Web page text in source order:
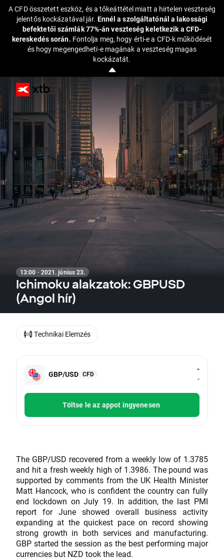
A CFD összetett eszköz, és a tőkeáttétel miatt a hirtelen veszteség
jelentős kockázatával jár. Ennél a szolgáltatónál a lakossági
befektetői számlák 77%-án veszteség keletkezik a CFD-
kereskedés során. Fontolja meg, hogy érti-e a CFD-k működését
és hogy megengedheti-e magának a veszteség magas
kockázatát.
13:00 · 2021. június 23.
Ichimoku alakzatok: GBPUSD
(Angol hír)
GBP/USD CFD
-
-
Töltse le az appot ingyenesen
The GBP/USD recovered from a weekly low of 1.3785
and hit a fresh weekly high of 1.3986. The pound was
supported by comments from the UK Health Minister
Matt Hancock, who is confident the country can fully
end lockdown on July 19. In addition, the last PMI
report for June showed overall business activity
expanding at the quickest pace on record showing
strong growth in both services and manufacturing.
GBP started the session as the best performing major
currencies but NZD took the lead.
Technikai Elemzés